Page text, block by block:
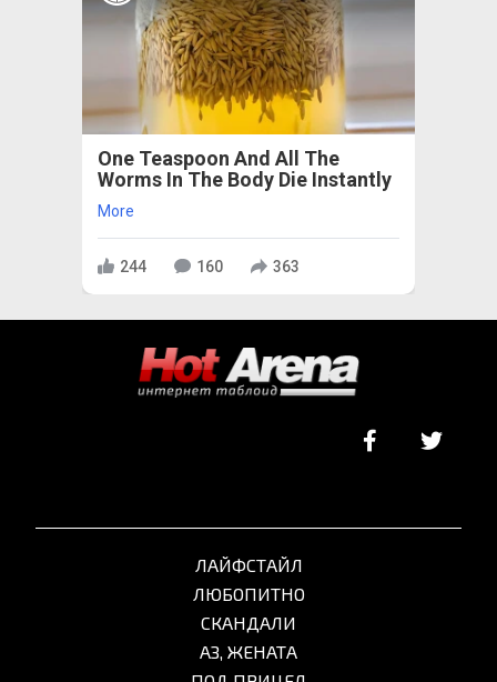
One Teaspoon And All The
Worms In The Body Die Instantly
More
244 160 363
ЛАЙФСТАЙЛ
ЛЮБОПИТНО
СКАНДАЛИ
АЗ, ЖЕНАТА